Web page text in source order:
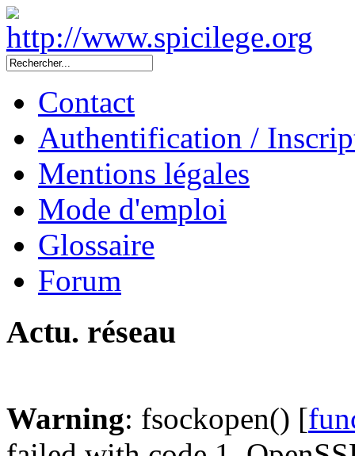
Contact
Authentification /
Mentions légales
Mode d'emploi
Glossaire
Forum
Actu. réseau
Warning: fsockopen() [